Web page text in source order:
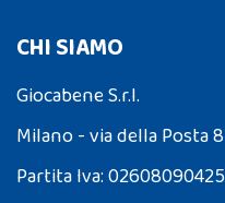
CHI SIAMO
Giocabene S.r.l.
Milano - via della Posta 8
Partita Iva: 02608090425